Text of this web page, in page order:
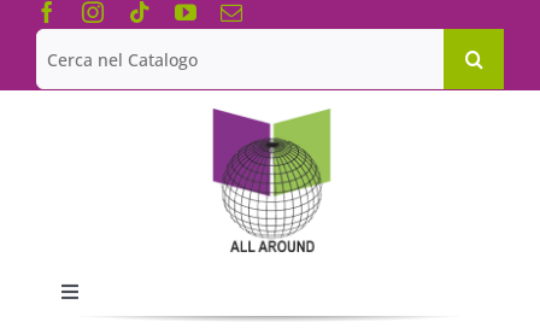
Salta
contenuto
Cerca
per:
Toggle
Navigation